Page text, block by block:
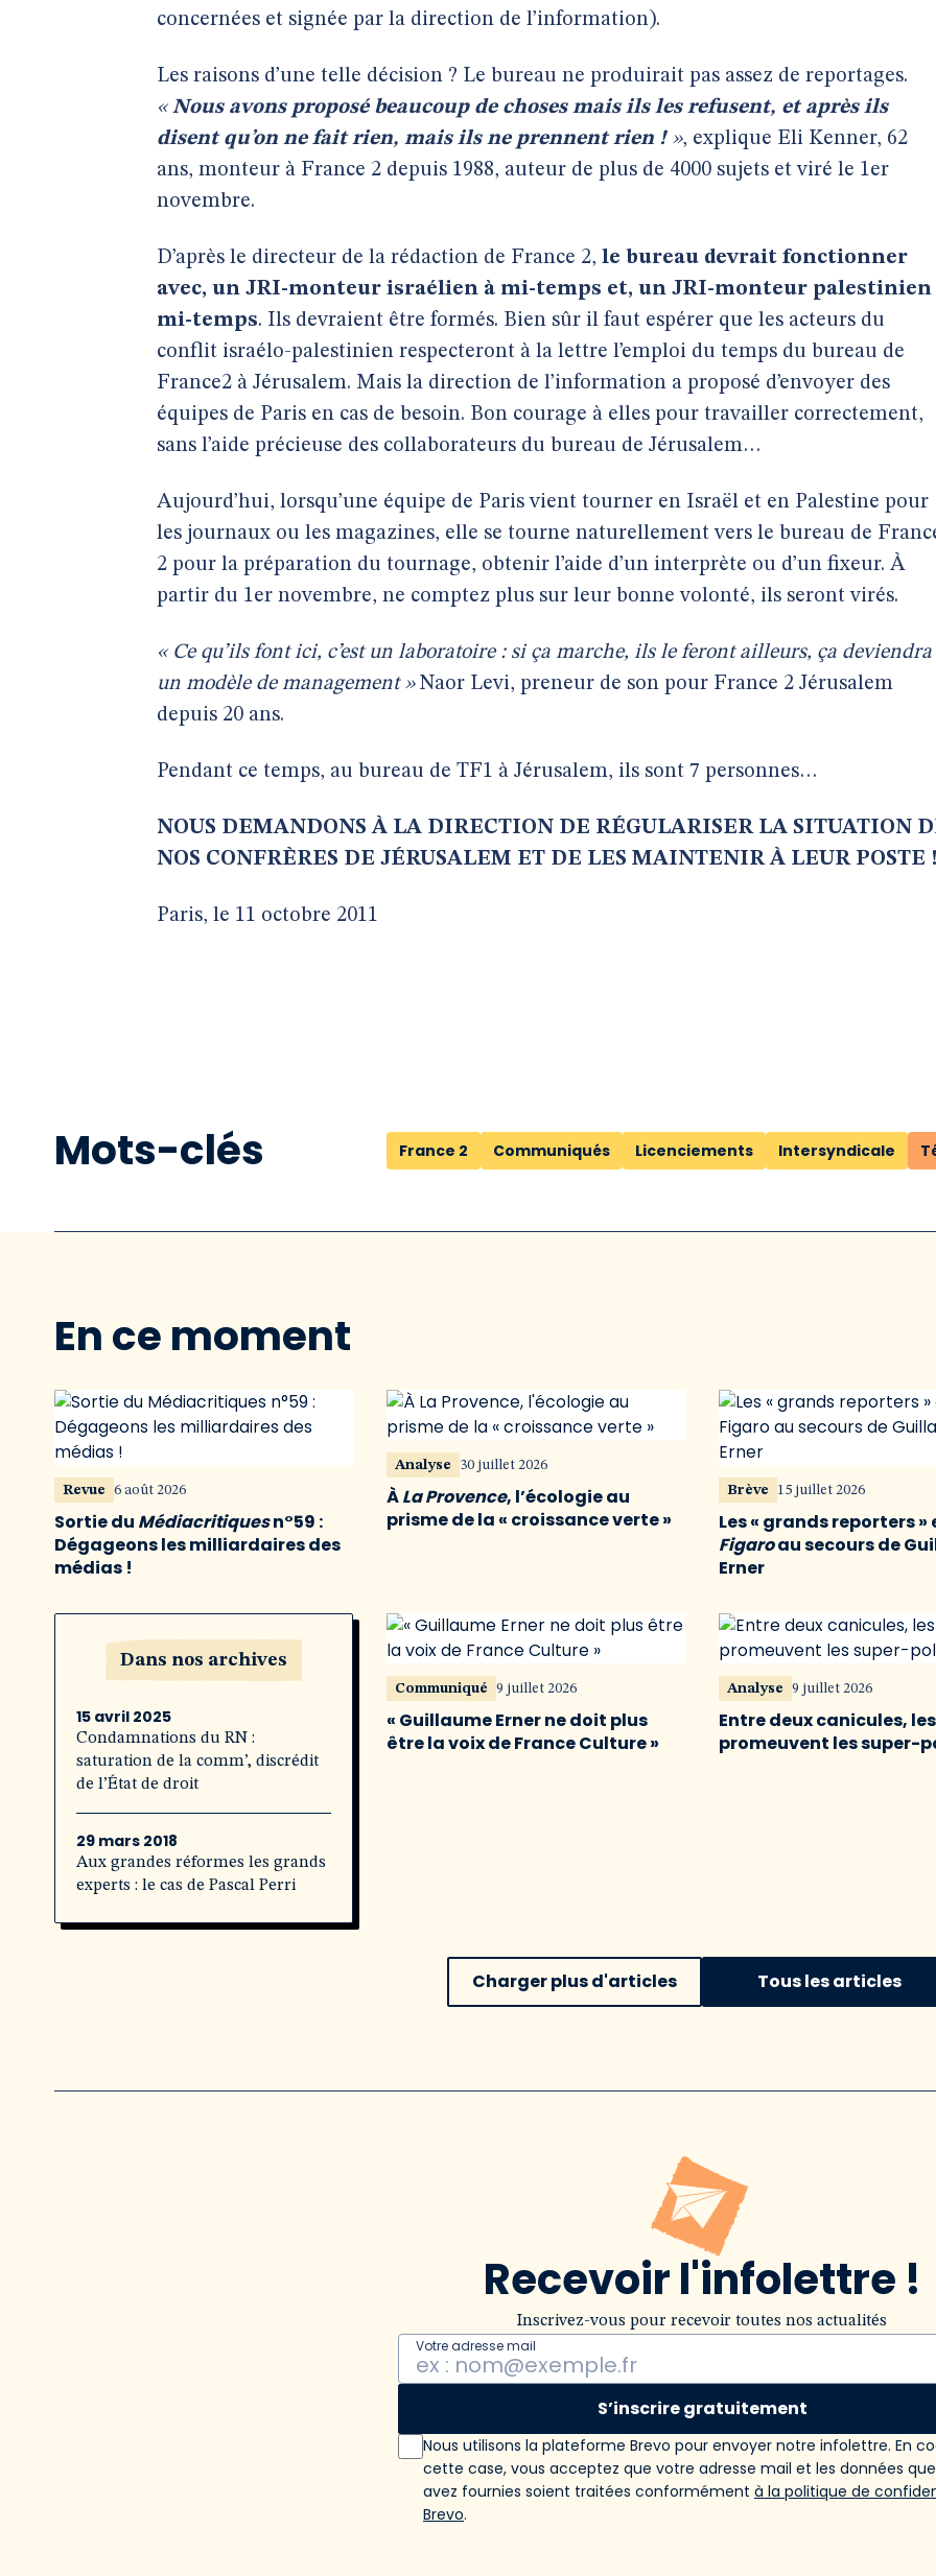
concernées et signée par la direction de l’information).
Les raisons d’une telle décision ? Le bureau ne produirait pas assez de reportages.
«Nous avons proposé beaucoup de choses mais ils les refusent, et après ils
disent qu’on ne fait rien, mais ils ne prennent rien !», explique Eli Kenner, 62
ans, monteur à France 2 depuis 1988, auteur de plus de 4000 sujets et viré le 1er
novembre.
D’après le directeur de la rédaction de France 2, le bureau devrait fonctionner
avec, un JRI-monteur israélien à mi-temps et, un JRI-monteur palestinien
mi-temps. Ils devraient être formés. Bien sûr il faut espérer que les acteurs du
conflit israélo-palestinien respecteront à la lettre l’emploi du temps du bureau de
France2 à Jérusalem. Mais la direction de l’information a proposé d’envoyer des
équipes de Paris en cas de besoin. Bon courage à elles pour travailler correctement,
sans l’aide précieuse des collaborateurs du bureau de Jérusalem…
Aujourd’hui, lorsqu’une équipe de Paris vient tourner en Israël et en Palestine pour
les journaux ou les magazines, elle se tourne naturellement vers le bureau de
2 pour la préparation du tournage, obtenir l’aide d’un interprète ou d’un fixeur. À
partir du 1er novembre, ne comptez plus sur leur bonne volonté, ils seront virés.
« Ce qu’ils font ici, c’est un laboratoire : si ça marche, ils le feront ailleurs, ça deviendra
un modèle de management »Naor Levi, preneur de son pour France 2 Jérusalem
depuis 20 ans.
Pendant ce temps, au bureau de TF1 à Jérusalem, ils sont 7 personnes…
NOUS DEMANDONS À LA DIRECTION DE RÉGULARISER LA SITUATION
NOS CONFRÈRES DE JÉRUSALEM ET DE LES MAINTENIR À LEUR POSTE
Paris, le 11 octobre 2011
Mots-clés France 2 Communiqués Licenciements Intersyndicale
En ce moment
Revue 6 août 2026
Sortie du Médiacritiquesn°59 :
Dégageons les milliardaires des
médias !
Analyse 30 juillet 2026
ÀLa Provence, l’écologie au
prisme de la « croissance verte »
Brève 15 juillet 2026
Les « grands reporters »
Figaroau secours de
Erner
Dans nos archives
15 avril 2025
Condamnations du RN :
saturation de la comm’, discrédit
de l’État de droit
29 mars 2018
Aux grandes réformes les grands
experts : le cas de Pascal Perri
Communiqué 9 juillet 2026
« Guillaume Erner ne doit plus
être la voix de France Culture »
Analyse 9 juillet 2026
Entre deux canicules,
promeuvent les super-
Charger plus d'articles Tous les articles
Recevoir l'infolettre !
Inscrivez-vous pour recevoir toutes nos actualités
Votre adresse mail
S’inscrire gratuitement
Nous utilisons la plateforme Brevo pour envoyer notre infolettre. En
cette case, vous acceptez que votre adresse mail et les données
avez fournies soient traitées conformément à la politique de
Brevo.